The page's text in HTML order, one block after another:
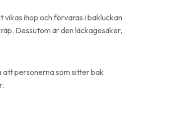
ihop och förvaras i bakluckan
Dessutom är den läckagesäker,
personerna som sitter bak